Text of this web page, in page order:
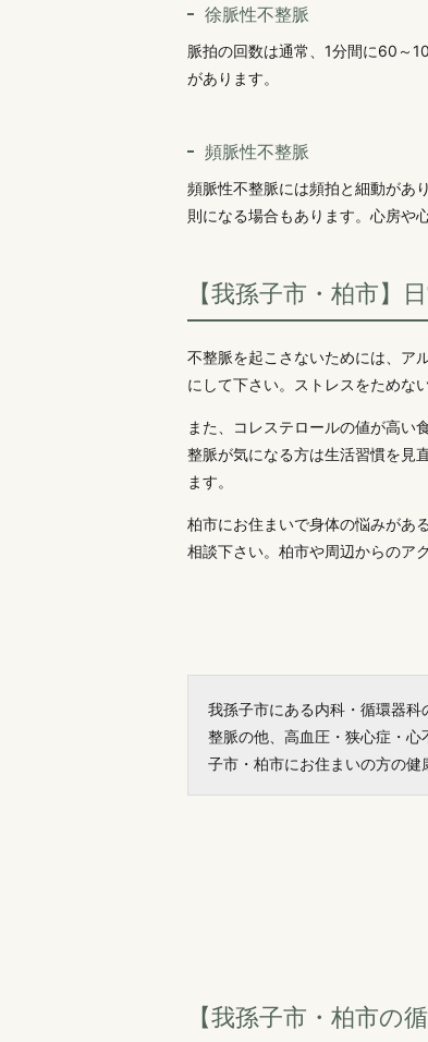
徐脈性不整脈
脈拍の回数は通常、1分間に60～
があります。
頻脈性不整脈
頻脈性不整脈には頻拍と細動があ
則になる場合もあります。心房や
【我孫子市・柏市
不整脈を起こさないためには、ア
にして下さい。ストレスをためな
また、コレステロールの値が高い
整脈が気になる方は生活習慣を見
ます。
柏市にお住まいで身体の悩みがあ
相談下さい。柏市や周辺からのア
我孫子市にある内科・循環器
整脈の他、高血圧・狭心症・
子市・柏市にお住まいの方の
【我孫子市・柏市の